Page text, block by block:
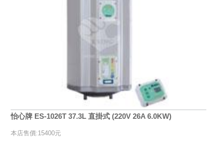
怡心牌 ES-1026T 37.3L 直掛式 (220V 26A 6.0KW)
本店售價:15400元